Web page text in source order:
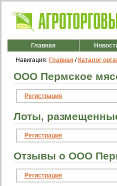
Главная
Навигация: Главная / Каталог
OOO Пермское
Регистрация
Лоты,
Регистрация
Отзывы о OOO
Регистрация